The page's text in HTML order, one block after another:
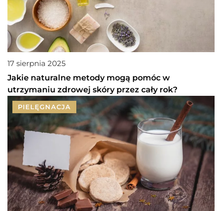
17 sierpnia 2025
Jakie naturalne metody mogą pomóc w
utrzymaniu zdrowej skóry przez cały rok?
PIELĘGNACJA